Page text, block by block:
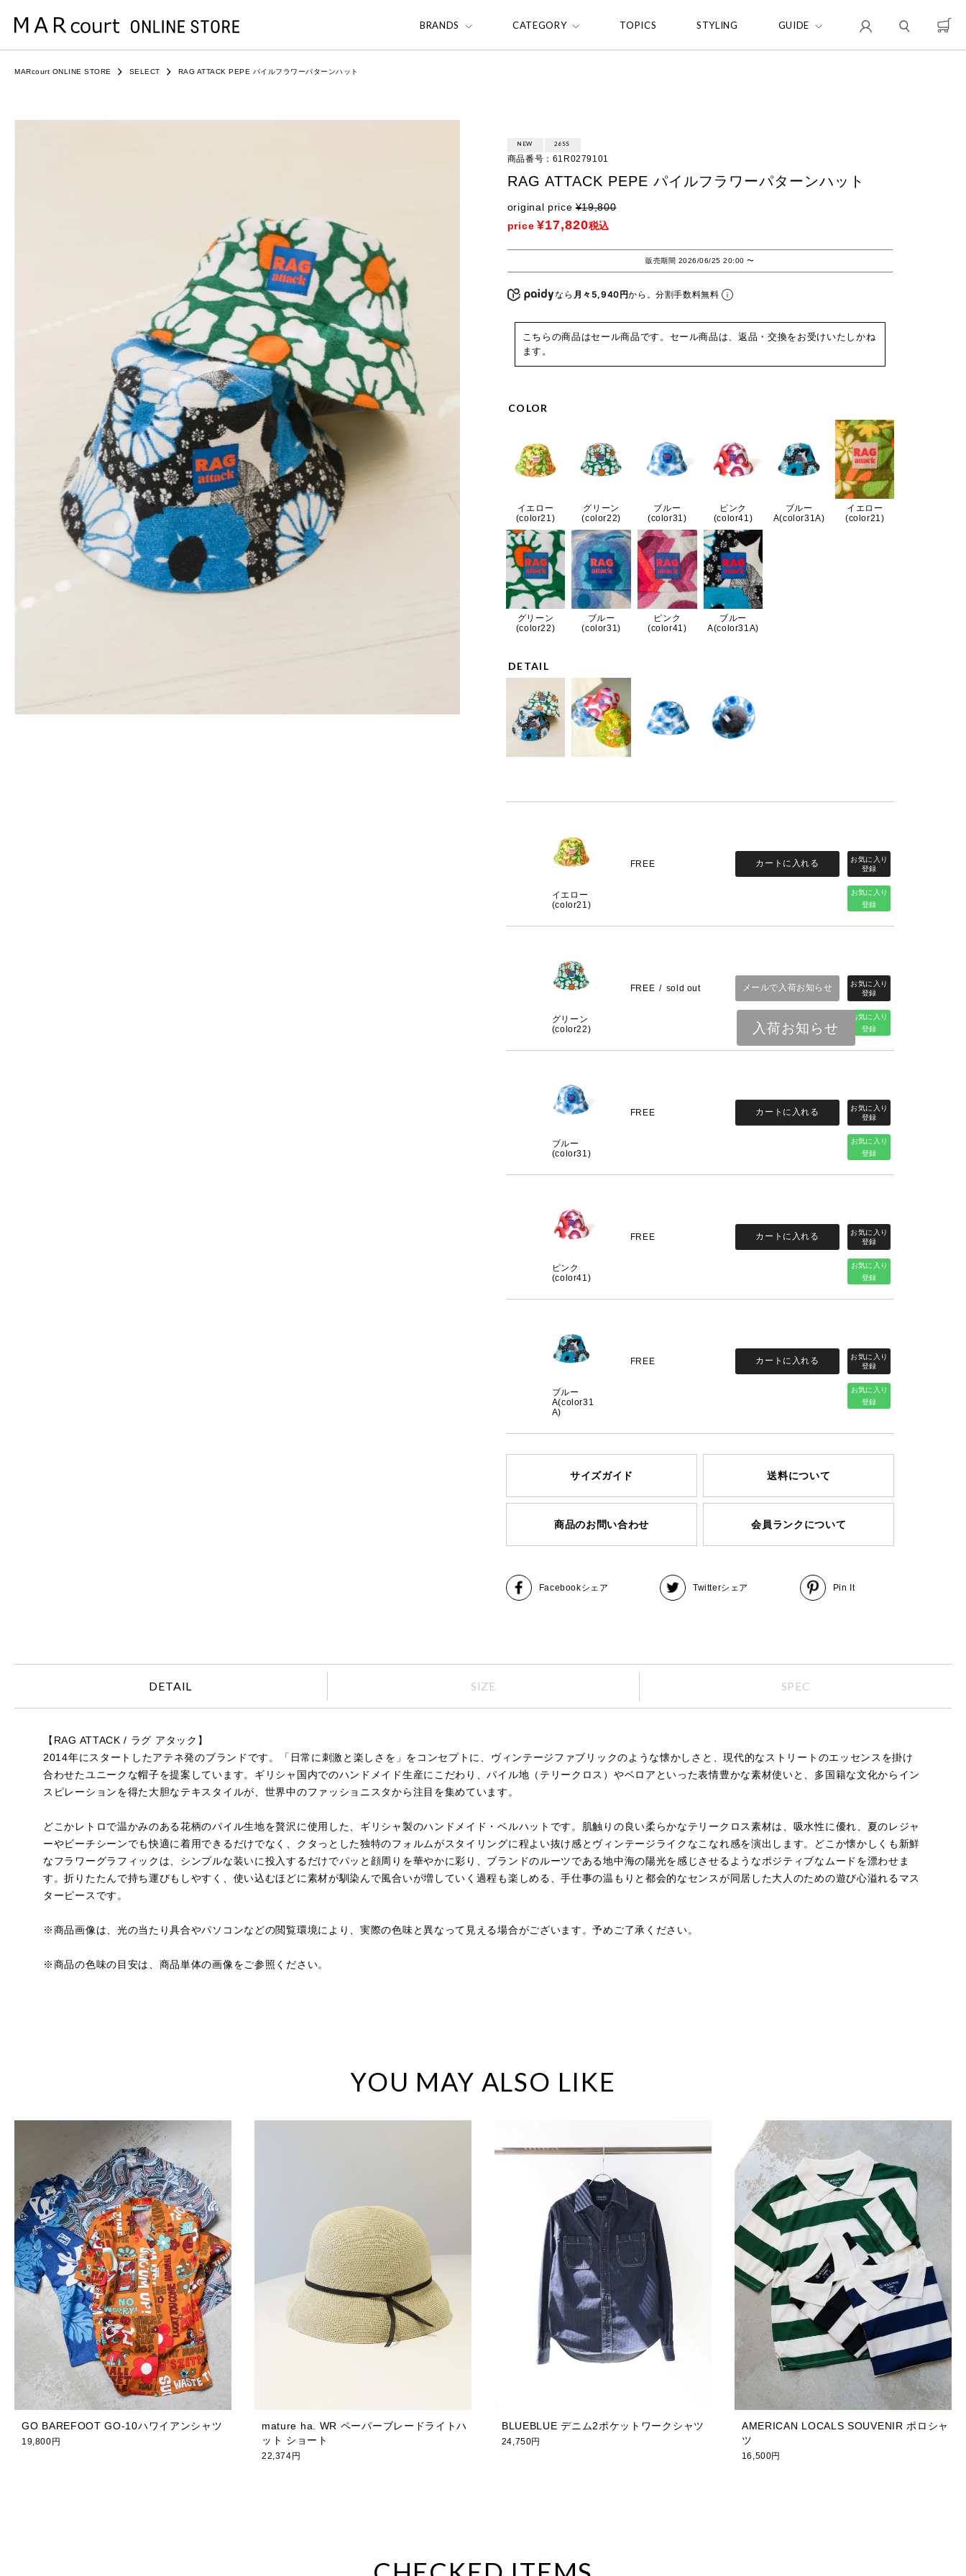
BRANDS CATEGORY TOPICS STYLING GUIDE
MARcourt ONLINE STORE SELECT RAG ATTACK PEPE パイルフラワーパターンハット
COLOR
イエロー
(color21)
グリーン
(color22)
ブルー
(color31)
ピンク
(color41)
ブルー
A(color31A)
イエロー
(color21)
グリーン
(color22)
ブルー
(color31)
ピンク
(color41)
ブルー
A(color31A)
DETAIL
NEW 26SS
商品番号 61R0279101
RAG ATTACK PEPE パイルフラワーパターンハット
original price ¥19,800
price ¥17,820税込
販売期間 2026/06/25 20:00〜
なら 月々5,940円から。分割手数料無料
こちらの商品はセール商品です。セール商品は、返品・交換をお受けいたしかね
ます。
イエロー
(color21)
FREE
お気に入り
登録
カートに入れる
グリーン
(color22)
FREE sold out
お気に入り
登録
メールで入荷お知らせ
入荷お知らせ
ブルー
(color31)
FREE
お気に入り
登録
カートに入れる
ピンク
(color41)
FREE
お気に入り
登録
カートに入れる
ブルー
A(color31
A)
FREE
お気に入り
登録
カートに入れる
サイズガイド 送料について
商品のお問い合わせ 会員ランクについて
Facebookシェア Twitterシェア Pin It
DETAIL SIZE SPEC
【RAG ATTACK / ラグ アタック】
2014年にスタートしたアテネ発のブランドです。「日常に刺激と楽しさを」をコンセプトに、ヴィンテージファブリックのような懐かしさと、現代的なストリートのエッセンスを掛け
合わせたユニークな帽子を提案しています。ギリシャ国内でのハンドメイド生産にこだわり、パイル地（テリークロス）やベロアといった表情豊かな素材使いと、多国籍な文化からイン
スピレーションを得た大胆なテキスタイルが、世界中のファッショニスタから注目を集めています。
どこかレトロで温かみのある花柄のパイル生地を贅沢に使用した、ギリシャ製のハンドメイド・ベルハットです。肌触りの良い柔らかなテリークロス素材は、吸水性に優れ、夏のレジャ
ーやビーチシーンでも快適に着用できるだけでなく、クタっとした独特のフォルムがスタイリングに程よい抜け感とヴィンテージライクなこなれ感を演出します。どこか懐かしくも新鮮
なフラワーグラフィックは、シンプルな装いに投入するだけでパッと顔周りを華やかに彩り、ブランドのルーツである地中海の陽光を感じさせるようなポジティブなムードを漂わせま
す。折りたたんで持ち運びもしやすく、使い込むほどに素材が馴染んで風合いが増していく過程も楽しめる、手仕事の温もりと都会的なセンスが同居した大人のための遊び心溢れるマス
ターピースです。
※商品画像は、光の当たり具合やパソコンなどの閲覧環境により、実際の色味と異なって見える場合がございます。予めご了承ください。
※商品の色味の目安は、商品単体の画像をご参照ください。
YOU MAY ALSO LIKE
GO BAREFOOT GO-10ハワイアンシャツ
19,800円
mature ha. WR ペーパーブレードライトハ
ット ショート
22,374円
BLUEBLUE デニム2ポケットワークシャツ
24,750円
AMERICAN LOCALS SOUVENIR ポロシャ
ツ
16,500円